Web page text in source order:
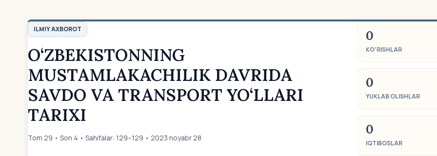
ILMIY AXBOROT
O‘ZBEKISTONNING
MUSTAMLAKACHILIK DAVRIDA
SAVDO VA TRANSPORT YO‘LLARI
TARIXI
Tom 29 • Son 4 • Sahifalar: 129–129 • 2023 noyabr 28
0
KO‘RISHLAR
0
YUKLAB OLISHLAR
0
IQTIBOSLAR